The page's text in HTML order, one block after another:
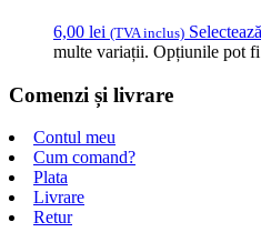
6,00 lei (TVA inclus)
multe variații. Opțiunile pot
Comenzi și livrare
Contul meu
Cum comand?
Plata
Livrare
Retur